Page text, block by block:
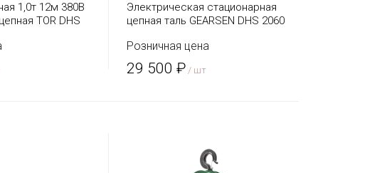
1,0т 12м 380В
TOR DHS
Электрическая стационарная
цепная таль GEARSEN DHS 2060
Розничная цена
29 500 ₽ / шт